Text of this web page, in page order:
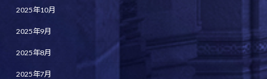
2025年10月
2025年9月
2025年8月
2025年7月